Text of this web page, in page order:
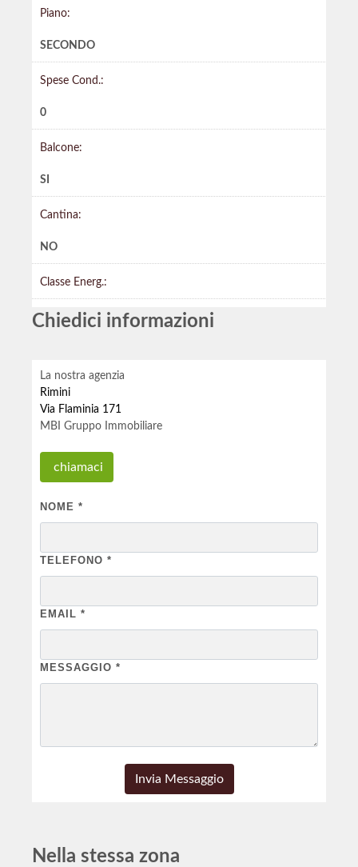
Piano:
SECONDO
Spese Cond.:
0
Balcone:
SI
Cantina:
NO
Classe Energ.:
Chiedici informazioni
La nostra agenzia
Rimini
Via Flaminia 171
MBI Gruppo Immobiliare
chiamaci
NOME *
TELEFONO *
EMAIL *
MESSAGGIO *
Nella stessa zona